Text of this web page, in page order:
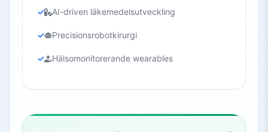
AI-driven läkemedelsutveckling
Precisionsrobotkirurgi
Hälsomonitorerande wearables